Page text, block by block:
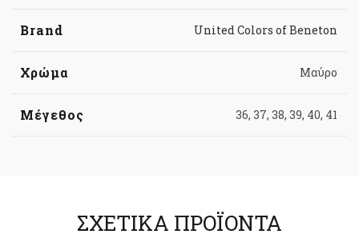
Brand United Colors of Beneton
Χρώμα Μαύρο
Μέγεθος 36, 37, 38, 39, 40, 41
ΣΧΕΤΙΚΆ ΠΡΟΪΌΝΤΑ